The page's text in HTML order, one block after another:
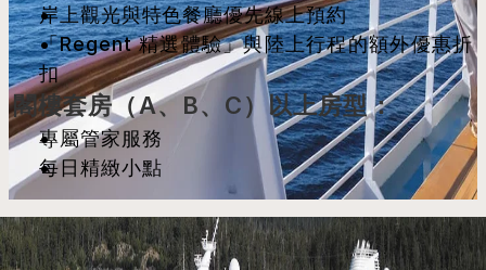
岸上觀光與特色餐廳優先線上預約
「Regent 精選體驗」與陸上行程的額外優惠折
扣
閣樓套房（A、B、C）以上房型：
專屬管家服務
每日精緻小點